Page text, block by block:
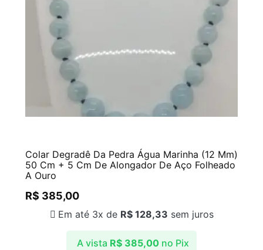
Colar Degradê Da Pedra Água Marinha (12 Mm)
50 Cm + 5 Cm De Alongador De Aço Folheado
A Ouro
R$ 385,00
A vista R$385,00 no Pix
Em até 3x de R$128,33 sem juros